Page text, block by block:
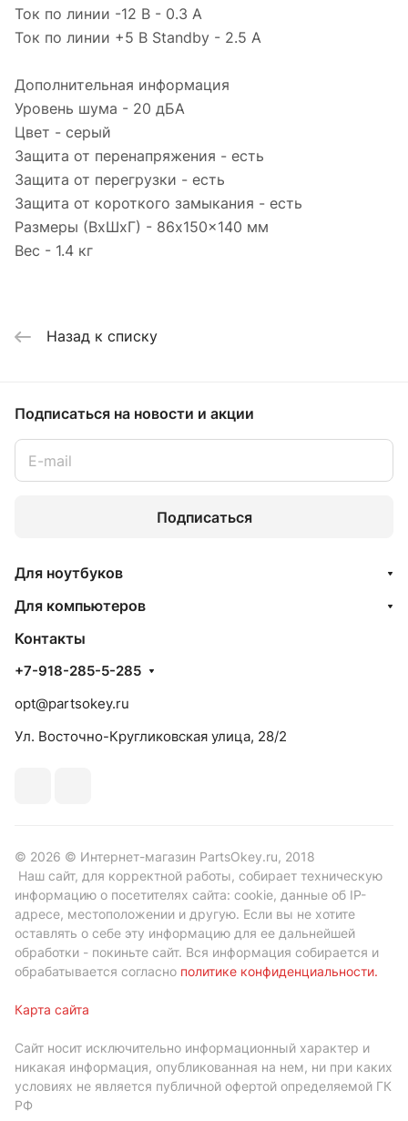
Ток по линии -12 В - 0.3 A
Ток по линии +5 В Standby - 2.5 A
Дополнительная информация
Уровень шума - 20 дБА
Цвет - серый
Защита от перенапряжения - есть
Защита от перегрузки - есть
Защита от короткого замыкания - есть
Размеры (ВxШxГ) - 86x150x140 мм
Вес - 1.4 кг
Назад к списку
Подписаться на новости и акции
Подписаться
Для ноутбуков
Для компьютеров
Контакты
+7-918-285-5-285
opt@partsokey.ru
Ул. Восточно-Кругликовская улица, 28/2
© 2026 © Интернет-магазин PartsOkey.ru, 2018
Наш сайт, для корректной работы, собирает техническую
информацию о посетителях сайта: cookie, данные об IP-
адресе, местоположении и другую. Если вы не хотите
оставлять о себе эту информацию для ее дальнейшей
обработки - покиньте сайт. Вся информация собирается и
обрабатывается согласно политике конфиденциальности.
Карта сайта
Сайт носит исключительно информационный характер и
никакая информация, опубликованная на нем, ни при каких
условиях не является публичной офертой определяемой ГК
РФ